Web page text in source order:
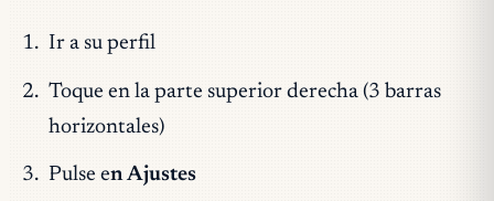
Ir a su perfil
Toque en la parte superior derecha (3 barras
horizontales)
Pulse en Ajustes